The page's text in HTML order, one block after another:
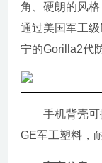
角、硬朗的风
通过美国军工
宁的Gorilla2代
手机背壳可
GE军工塑料，